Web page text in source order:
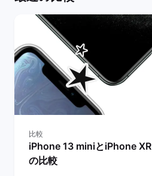
比較
iPhone 13 miniとiPhone XR
の比較